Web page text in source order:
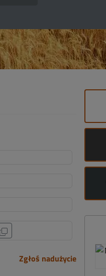
Zgłoś nadużycie